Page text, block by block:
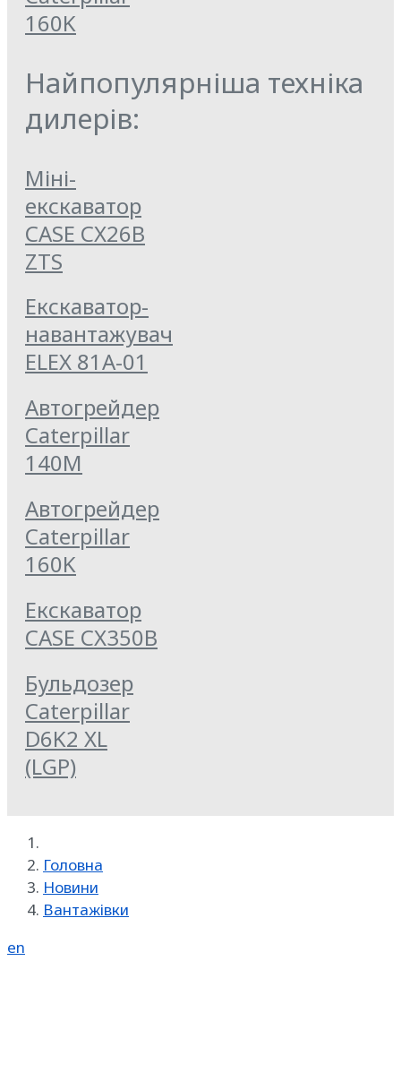
160K
Найпопулярніша техніка
дилерів:
Міні-
екскаватор
CASE CX26B
ZTS
Екскаватор-
навантажувач
ELEX 81А-01
Автогрейдер
Caterpillar
140M
Автогрейдер
Caterpillar
160K
Екскаватор
CASE CX350B
Бульдозер
Caterpillar
D6K2 XL
(LGP)
Головна
Новини
Вантажівки
en